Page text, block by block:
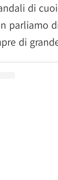
di
parliamo
di